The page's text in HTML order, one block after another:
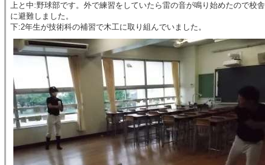
上と中:野球部です。外で練習をしていたら雷の音が鳴り始めたので校舎
に避難しました。
下:2年生が技術科の補習で木工に取り組んでいました。